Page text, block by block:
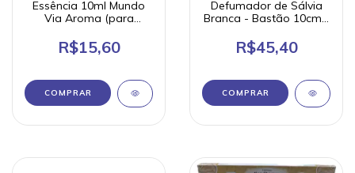
Essência 10ml Mundo
Via Aroma (para
R$15,60
COMPRAR
Defumador de Sálvia
Branca - Bastão 10cm -
R$45,40